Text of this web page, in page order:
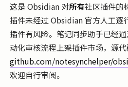
这是 Obsidian 对所有社区插件的
插件未经过 Obsidian 官方人工逐
插件有风险。笔记同步助手已经
动化审核流程上架插件市场，源
github.com/notesynchelper/
欢迎自行审阅。